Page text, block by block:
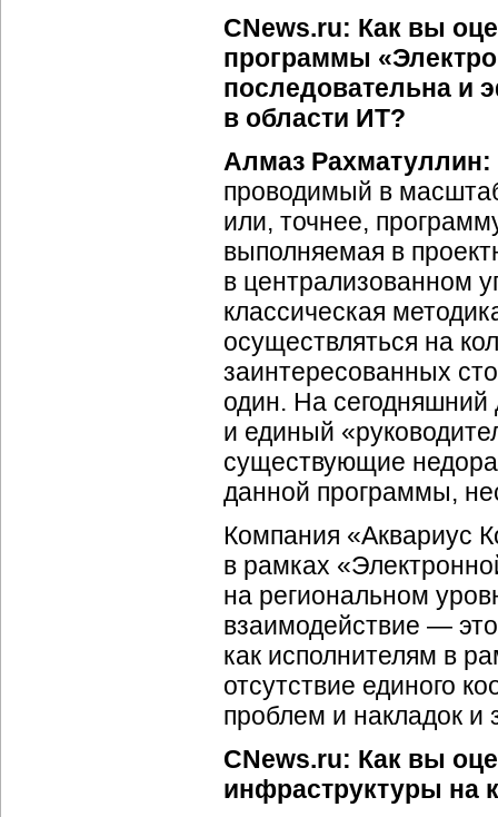
CNews.ru: Как вы
программы
последовательна и
в области ИТ?
Алмаз Рахматуллин:
проводимый в
или, точнее,
выполняемая в
в централизованном
классическая
осуществляться на
заинтересованных
один. На
и единый
существующие
данной программы,
Компания «Аквариус
в рамках
на региональном
взаимодействие —
как исполнителям в
отсутствие единого
проблем и накладок и
CNews.ru: Как вы
инфраструктуры на